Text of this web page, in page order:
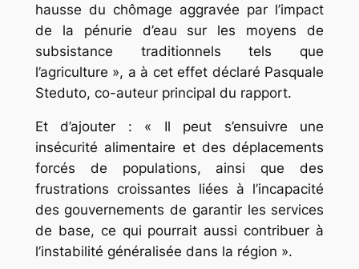
hausse du chômage aggravée par l’impact
de la pénurie d’eau sur les moyens de
subsistance traditionnels tels que
l’agriculture », a à cet effet déclaré Pasquale
Steduto, co-auteur principal du rapport.
Et d’ajouter : « Il peut s’ensuivre une
insécurité alimentaire et des déplacements
forcés de populations, ainsi que des
frustrations croissantes liées à l’incapacité
des gouvernements de garantir les services
de base, ce qui pourrait aussi contribuer à
l’instabilité généralisée dans la région ».